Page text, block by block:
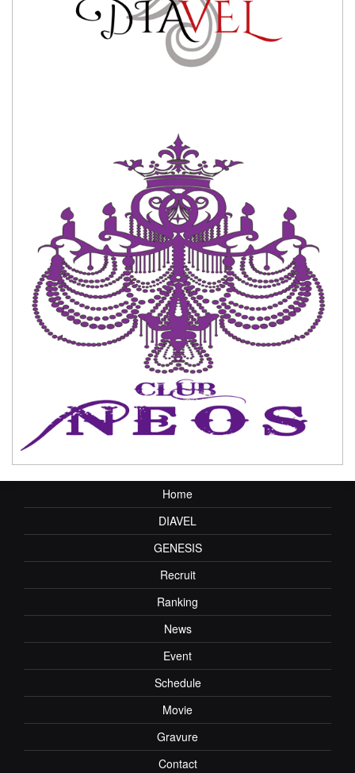
Home
DIAVEL
GENESIS
Recruit
Ranking
News
Event
Schedule
Movie
Gravure
Contact